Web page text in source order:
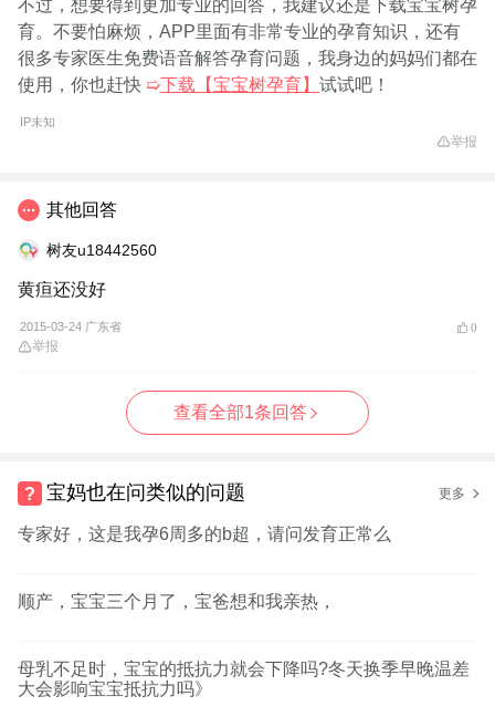
不过，想要得到更加专业的回答，我建议还是下载宝宝树孕
育。不要怕麻烦，APP里面有非常专业的孕育知识，还有
很多专家医生免费语音解答孕育问题，我身边的妈妈们都在
使用，你也赶快 ➯下载【宝宝树孕育】 试试吧！
IP未知
举报
其他回答
树友u18442560
黄疸还没好
2015-03-24 广东省 0
举报
查看全部1条回答
宝妈也在问类似的问题 更多
专家好，这是我孕6周多的b超，请问发育正常么
顺产，宝宝三个月了，宝爸想和我亲热，
母乳不足时，宝宝的抵抗力就会下降吗?冬天换季早晚温差
大会影响宝宝抵抗力吗》